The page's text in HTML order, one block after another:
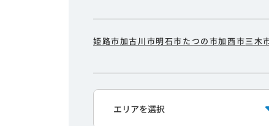
姫路市加古川市明石市たつの市加西市三木